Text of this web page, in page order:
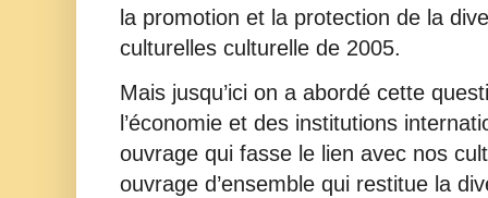
la promotion et la protection de la
culturelles culturelle de 2005.
Mais jusqu’ici on a abordé cette
l’économie et des institutions
ouvrage qui fasse le lien avec nos
ouvrage d’ensemble qui restitue la